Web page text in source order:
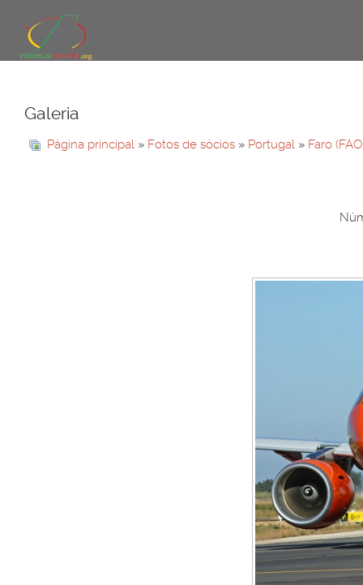
Galeria
Página principal » Fotos de sócios » Portugal » Faro